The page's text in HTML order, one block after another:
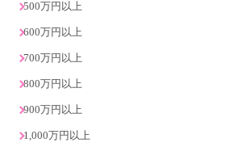
500万円以上
600万円以上
700万円以上
800万円以上
900万円以上
1,000万円以上